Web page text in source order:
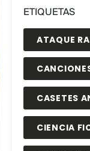
ETIQUETAS
ATAQUE
CASETES
CIENCIA